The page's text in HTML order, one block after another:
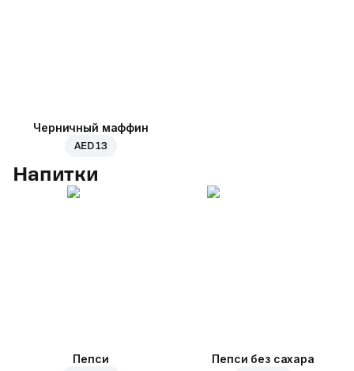
Черничный маффин
AED 13
Напитки
Пепси Пепси без сахара